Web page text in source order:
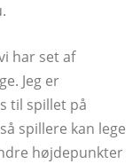
har set af
Jeg er
til spillet på
spillere kan lege
højdepunkter